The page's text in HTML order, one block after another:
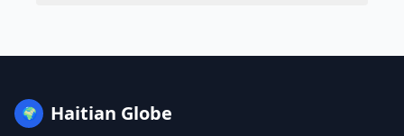
🌍 Haitian Globe